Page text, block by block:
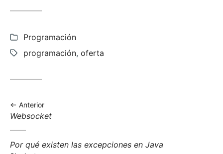
Categorías:
Programación
Etiquetas:
programación, oferta
Anterior
Anterior
Websocket
Siguiente
Por qué existen las excepciones en Java